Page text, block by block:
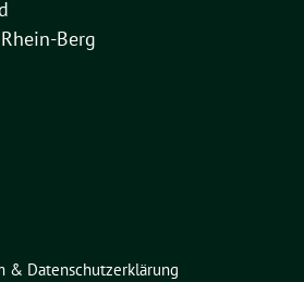
Berg
& Datenschutzerklärung